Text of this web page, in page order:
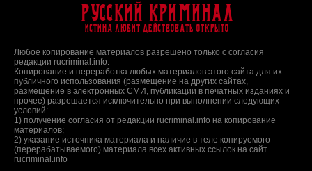
Русский Криминал
Истина любит действовать открыто
Любое копирование материалов разрешено только с согласия
редакции rucriminal.info.
Копирование и переработка любых материалов этого сайта для их
публичного использования (размещение на других сайтах,
размещение в электронных СМИ, публикации в печатных изданиях и
прочее) разрешается исключительно при выполнении следующих
условий:
1) получение согласия от редакции rucriminal.info на копирование
материалов;
2) указание источника материала и наличие в теле копируемого
(перерабатываемого) материала всех активных ссылок на сайт
rucriminal.info